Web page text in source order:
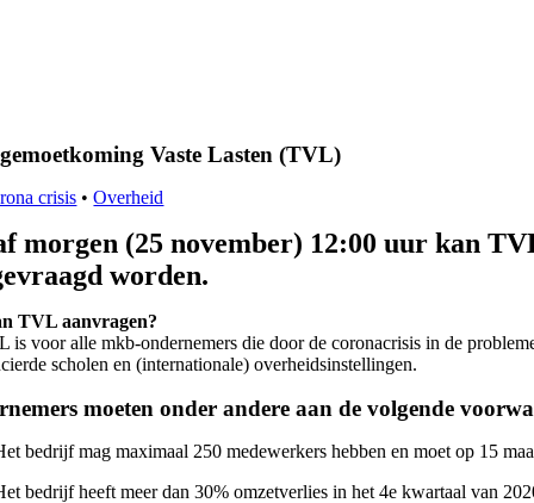
Vaste Lasten (TVL)
crisis •Overheid
morgen (25 november) 12:00 uur kan
worden.
TVL aanvragen?
is voor alle mkb-ondernemers die door de coronacrisis in de
scholen en (internationale) overheidsinstellingen.
moeten onder andere aan de volgende
bedrijf mag maximaal 250 medewerkers hebben en moet op 15
bedrijf heeft meer dan 30% omzetverlies in het 4e kwartaal van